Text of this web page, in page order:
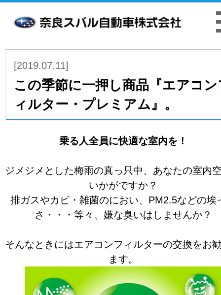
お客様本位の業務運営方針 クッキーポリシ
[2019.07.11]
この季節に一押し商品『エアコン
ィルター・プレミアム』。
乗る人全員に快適な室内を！
ジメジメとした梅雨の真っ只中、あなたの室内
いかがですか？
排ガスやカビ・雑菌のにおい、PM2.5などの埃
さ・・・等々、嫌な臭いはしませんか？
そんなときにはエアコンフィルターの交換をお
ます。